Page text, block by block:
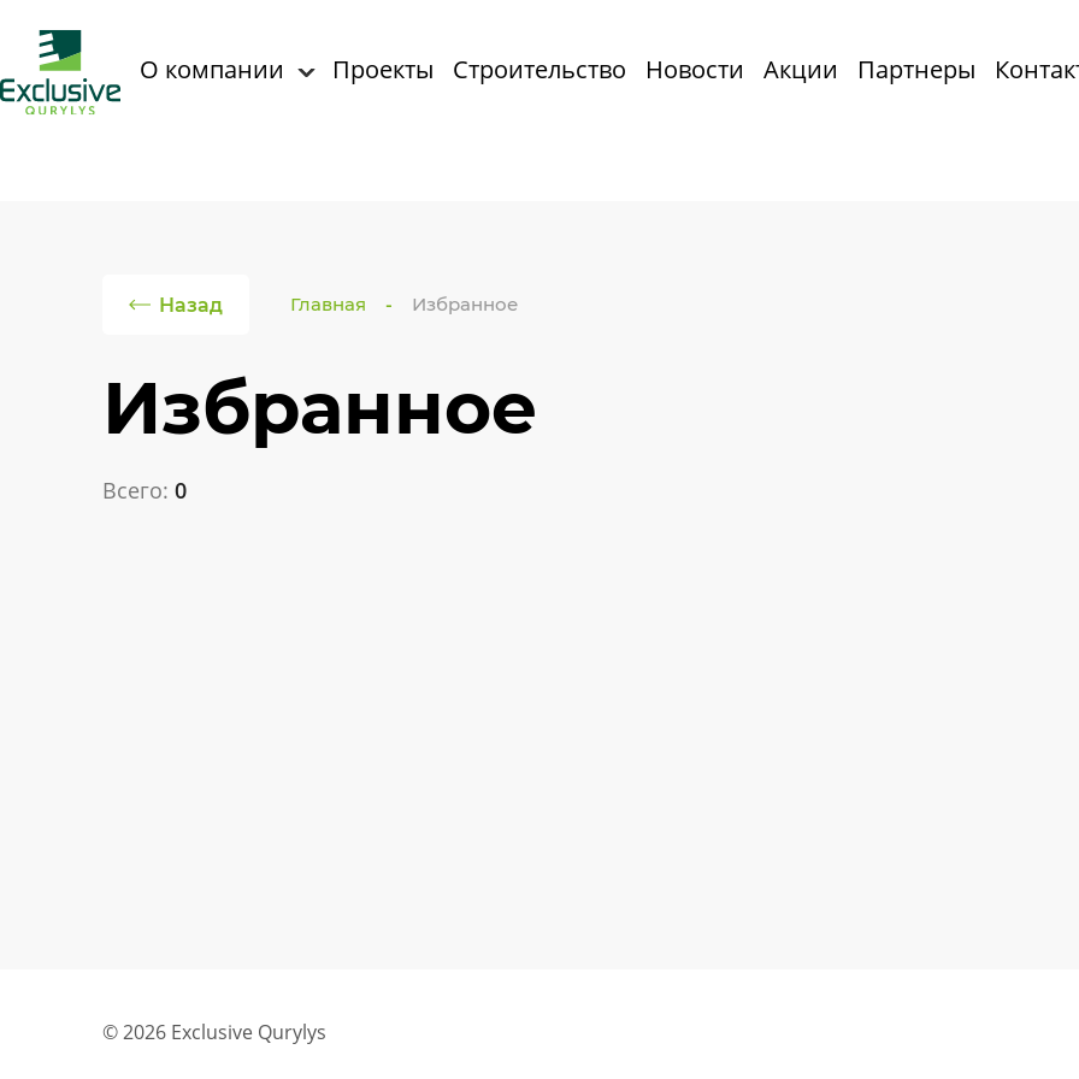
О компании Проекты Строительство Новости Акции Партнеры
Назад Главная Избранное
Избранное
Всего: 0
© 2026 Exclusive Qurylys